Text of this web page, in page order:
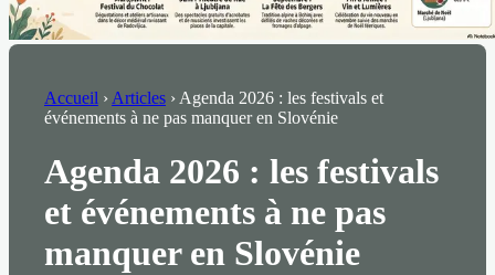
Accueil › Articles › Agenda 2026 : les festivals et
événements à ne pas manquer en Slovénie
Agenda 2026 : les festivals
et événements à ne pas
manquer en Slovénie